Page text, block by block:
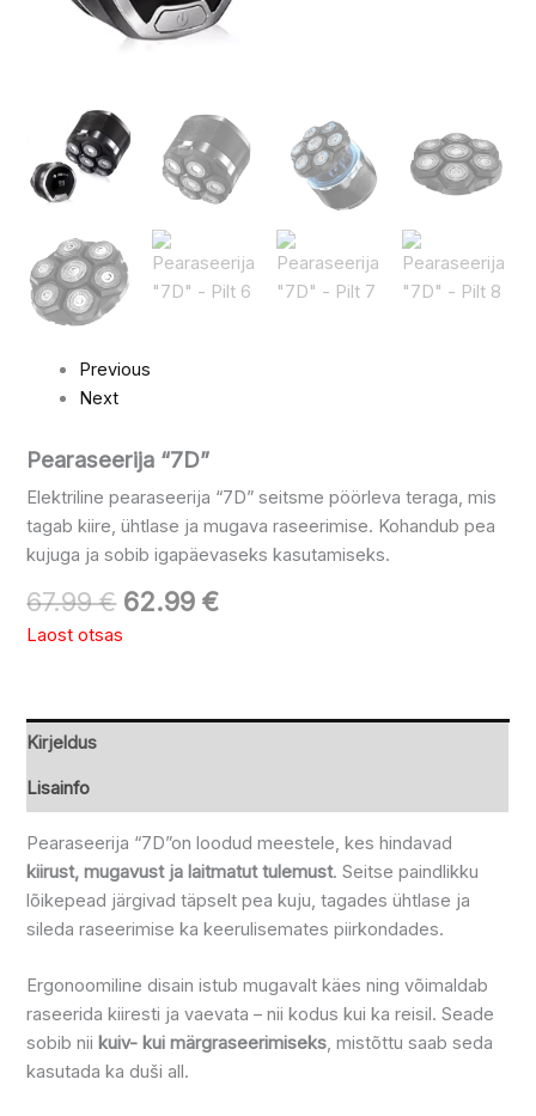
Previous
Next
Pearaseerija “7D”
Elektriline pearaseerija “7D” seitsme pöörleva teraga, mis
tagab kiire, ühtlase ja mugava raseerimise. Kohandub pea
kujuga ja sobib igapäevaseks kasutamiseks.
67.99€ 62.99€
Laost otsas
Kirjeldus
Lisainfo
Pearaseerija “7D”on loodud meestele, kes hindavad
kiirust, mugavust ja laitmatut tulemust. Seitse paindlikku
lõikepead järgivad täpselt pea kuju, tagades ühtlase ja
sileda raseerimise ka keerulisemates piirkondades.
Ergonoomiline disain istub mugavalt käes ning võimaldab
raseerida kiiresti ja vaevata – nii kodus kui ka reisil. Seade
sobib nii kuiv- kui märgraseerimiseks, mistõttu saab seda
kasutada ka duši all.